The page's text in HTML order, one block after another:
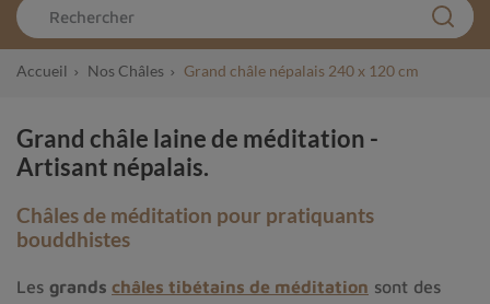
Accueil Nos Châles Grand châle népalais 240 x 120 cm
Grand châle laine de méditation -
Artisant népalais.
Châles de méditation pour pratiquants
bouddhistes
Les grands châles tibétains de méditation sont des